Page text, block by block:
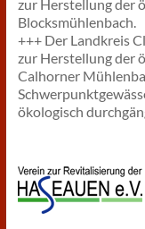
zur Herstellung der
Blocksmühlenbach.
+++ Der Landkreis
zur Herstellung der
Calhorner
ökologisch